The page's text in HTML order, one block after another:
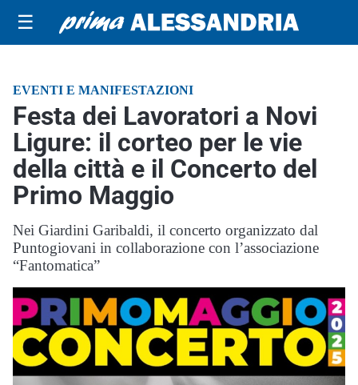
☰
EVENTI E MANIFESTAZIONI
Festa dei Lavoratori a Novi
Ligure: il corteo per le vie
della città e il Concerto del
Primo Maggio
Nei Giardini Garibaldi, il concerto organizzato dal
Puntogiovani in collaborazione con l’associazione
“Fantomatica”